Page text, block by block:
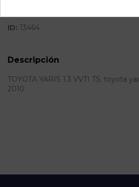
ID: 13464
Descripción
TOYOTA YARIS 1.3 VVTI TS. toyota
2010